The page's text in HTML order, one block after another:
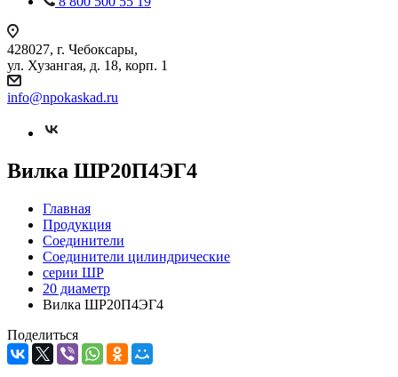
428027, г. Чебоксары,
ул. Хузангая, д. 18, корп. 1
info@npokaskad.ru
Вилка ШР20П4ЭГ4
Главная
Продукция
Соединители
Соединители цилиндрические
серии ШР
20 диаметр
Вилка ШР20П4ЭГ4
Поделиться